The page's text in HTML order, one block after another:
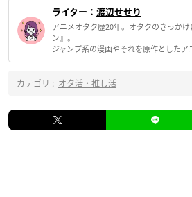
ライター： 渡辺せせり
アニメオタク歴20年。オタクのきっか
ン』。
ジャンプ系の漫画やそれを原作としたア
カテゴリ : オタ活・推し活